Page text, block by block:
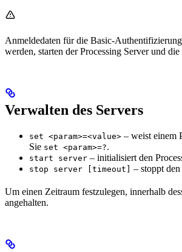
Anmeldedaten für die Basic-
werden, starten der Processing Server und
Verwalten des Servers
set <param>=<value> – weist einem
Sie set <param>=?.
start server – initialisiert den
stop server [timeout] – stoppt
Um einen Zeitraum festzulegen, innerhalb
angehalten.